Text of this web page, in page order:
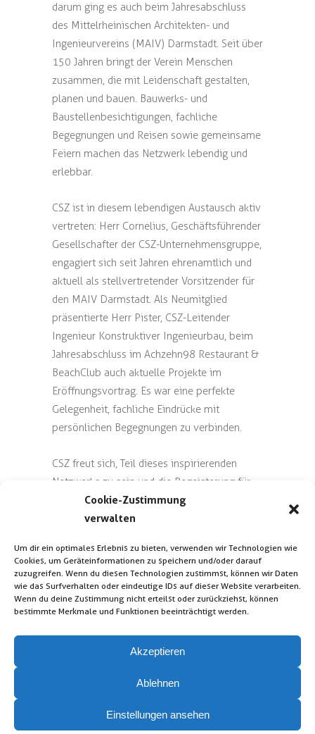
Cookie-Zustimmung
verwalten
Um dir ein optimales Erlebnis zu bieten, verwenden wir Technologien wie
Cookies, um Geräteinformationen zu speichern und/oder darauf
zuzugreifen. Wenn du diesen Technologien zustimmst, können wir Daten
wie das Surfverhalten oder eindeutige IDs auf dieser Website verarbeiten.
Wenn du deine Zustimmung nicht erteilst oder zurückziehst, können
bestimmte Merkmale und Funktionen beeinträchtigt werden.
Akzeptieren
Ablehnen
Einstellungen ansehen
darum ging es auch beim Jahresabschluss
des Mittelrheinischen Architekten- und
Ingenieurvereins (MAIV) Darmstadt. Seit über
150 Jahren bringt der Verein Menschen
zusammen, die mit Leidenschaft gestalten,
planen und bauen. Bauwerks- und
Baustellenbesichtigungen, fachliche
Begegnungen und Reisen sowie gemeinsame
Feiern machen das Netzwerk lebendig und
erlebbar.
CSZ ist in diesem lebendigen Austausch aktiv
vertreten: Herr Cornelius, Geschäftsführender
Gesellschafter der CSZ-Unternehmensgruppe,
engagiert sich seit Jahren ehrenamtlich und
aktuell als stellvertretender Vorsitzender für
den MAIV Darmstadt. Als Neumitglied
präsentierte Herr Pister, CSZ-Leitender
Ingenieur Konstruktiver Ingenieurbau, beim
Jahresabschluss im Achzehn98 Restaurant &
BeachClub auch aktuelle Projekte im
Eröffnungsvortrag. Es war eine perfekte
Gelegenheit, fachliche Eindrücke mit
persönlichen Begegnungen zu verbinden.
CSZ freut sich, Teil dieses inspirierenden
Netzwerks zu sein und die Begeisterung für
Baukultur gemeinsam mit dem MAIV
Darmstadt weiterzutragen.
MAIV-Darmstadt
#GemeinsamZukunftBauen